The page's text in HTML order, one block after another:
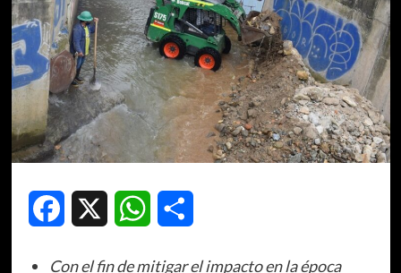
Facebook WhatsApp
Con el fin de mitigar el impacto en la época